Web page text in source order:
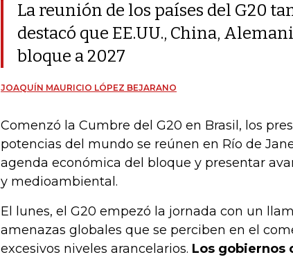
La reunión de los países del G20
destacó que EE.UU., China,
bloque a 2027
JOAQUÍN MAURICIO LÓPEZ BEJARANO
Comenzó la Cumbre del G20 en Brasil, los
potencias del mundo se reúnen en Río de
agenda económica del bloque y presentar
y medioambiental.
El lunes, el G20 empezó la jornada con un
amenazas globales que se perciben en el
excesivos niveles arancelarios. Los gobiernos